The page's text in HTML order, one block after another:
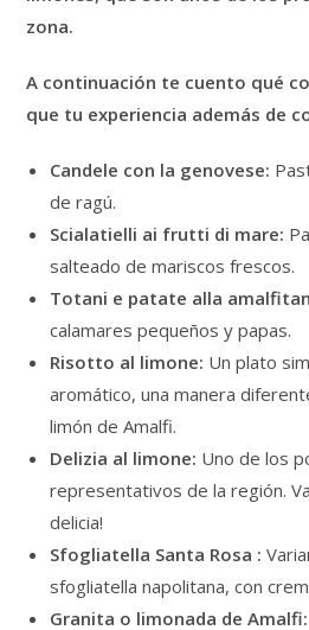
zona.
A continuación te cuento qué
que tu experiencia además de
Candele con la genovese:
de ragú.
Scialatielli ai frutti di mare:
salteado de mariscos frescos.
Totani e patate alla
calamares pequeños y papas.
Risotto al limone: Un plato
aromático, una manera
limón de Amalfi.
Delizia al limone: Uno de los
representativos de la región.
delicia!
Sfogliatella Santa Rosa :
sfogliatella napolitana, con
Granita o limonada de Amalfi: